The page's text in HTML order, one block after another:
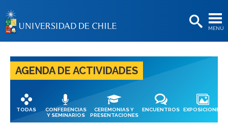
MENÚ
BIBLIOTECAS
Postulantes
Estudiantes
Académicas/os
AGENDA DE ACTIVIDADES
TODAS
CONFERENCIAS
Y SEMINARIOS
CEREMONIAS Y
PRESENTACIONES
ENCUENTROS EXPOSICIONES